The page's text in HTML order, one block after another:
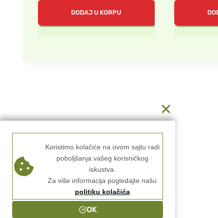
bila:
2,400.00 rsd.
2,000.00 rsd.
DODAJ U KORPU
Koristimo kolačiće na ovom sajtu radi
poboljšanja vašeg korisničkog
iskustva.
Za više informacija pogledajte našu
politiku kolačića
OK